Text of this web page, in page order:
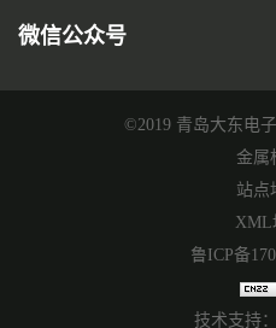
微信公众号
©2019 青岛大东电
金属
站点
XML
鲁ICP备
技术支持